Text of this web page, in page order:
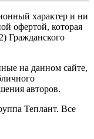
характер и ни
офертой, которая
Гражданского
на данном сайте,
авторов.
Теплант. Все